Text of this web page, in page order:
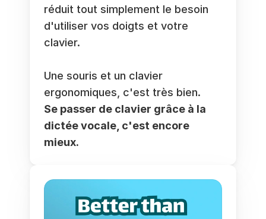
réduit tout simplement le besoin
d'utiliser vos doigts et votre
clavier.
Une souris et un clavier
ergonomiques, c'est très bien.
Se passer de clavier grâce à la
dictée vocale, c'est encore
mieux.